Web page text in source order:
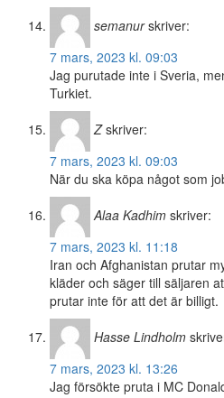
semanur skriver:
7 mars, 2023 kl. 09:03
Jag purutade inte i Sveria,
Turkiet.
Z skriver:
7 mars, 2023 kl. 09:03
När du ska köpa något som
Alaa Kadhim skriver:
7 mars, 2023 kl. 11:18
Iran och Afghanistan prutar
kläder och säger till säljaren
prutar inte för att det är billigt.
Hasse Lindholm
7 mars, 2023 kl. 13:26
Jag försökte pruta i MC